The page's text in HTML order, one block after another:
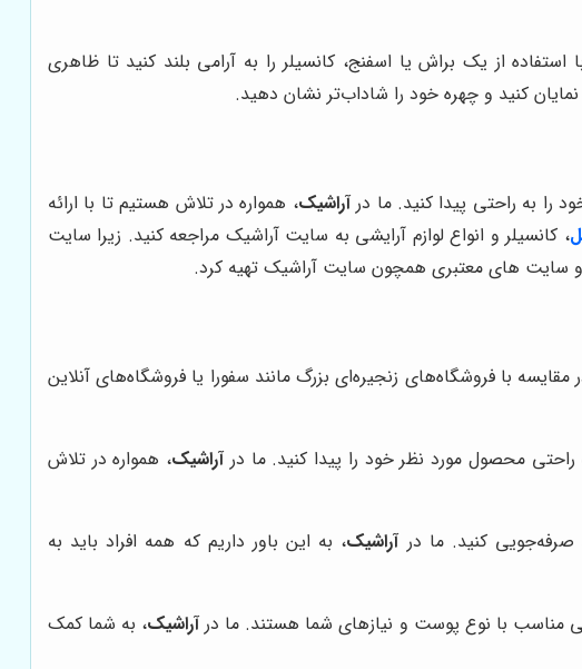
از یک براش یا اسفنج، کانسیلر را به آرامی بلند کنید تا ظاهری
کنید و چهره خود را شاداب‌تر نشان دهید.
را به راحتی پیدا کنید. ما درآراشیک، همواره در تلاش هستیم تا با ارائه
، کانسیلر و انواع لوازم آرایشی به سایت آراشیک مراجعه کنید. زیرا سایت
و سایت های معتبری همچون سایت آراشیک تهیه کرد.
با فروشگاه‌های زنجیره‌ای بزرگ مانند سفورا یا فروشگاه‌های آنلاین
محصول مورد نظر خود را پیدا کنید. ما درآراشیک، همواره در تلاش
صرفه‌جویی کنید. ما درآراشیک، به این باور داریم که همه افراد باید به
مناسب با نوع پوست و نیازهای شما هستند. ما درآراشیک، به شما کمک